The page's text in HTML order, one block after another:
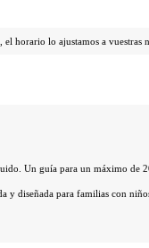
horario lo ajustamos a vuestras
Un guía para un máximo de
y diseñada para familias con